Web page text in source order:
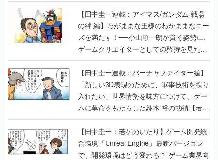
【田中圭一連載：アイマス/ガンダム 戦場
の絆 編】わがままな王様のわがままなニー
ズを満たす！──小山順一朗が貫く姿勢に、
ゲームクリエイターとしての矜持を見た
【若ゲのいたり最終回】
【田中圭一連載：バーチャファイター編】
「新しい3D表現のために、軍事技術を採り
入れたい」世界情勢を味方につけて、ゲー
ムに革命をもたらした鈴木 裕の功績【若ゲ
のいたり】
【田中圭一：若ゲのいたり】ゲーム開発統
合環境「Unreal Engine」最新バージョン
で、開発環境はどう変わる？ ゲーム業界向